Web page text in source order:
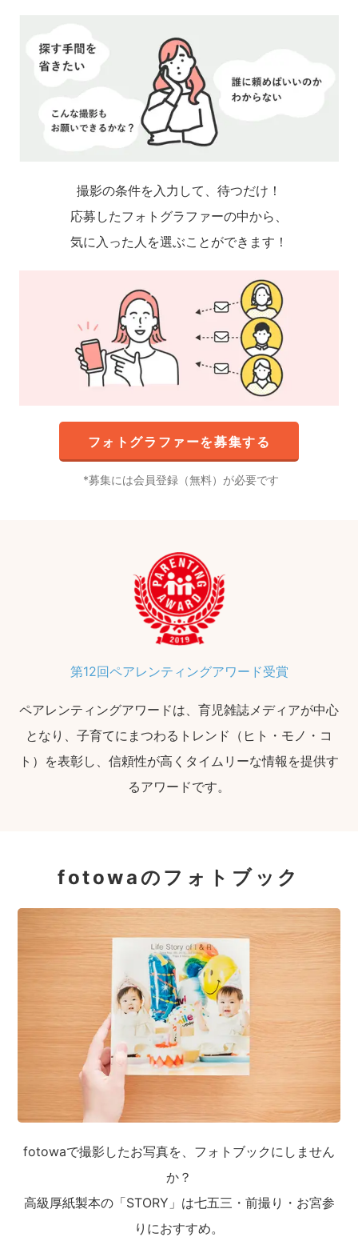
撮影の条件を入力して、待つだけ！
応募したフォトグラファーの中から、
気に入った人を選ぶことができます！
フォトグラファーを募集する
募集には会員登録（無料）が必要です
第12回ペアレンティングアワード受賞
ペアレンティングアワードは、育児雑誌メディアが中心
となり、子育てにまつわるトレンド（ヒト・モノ・コ
ト）を表彰し、信頼性が高くタイムリーな情報を提供す
るアワードです。
fotowaのフォトブック
fotowaで撮影したお写真を、フォトブックにしません
か？
高級厚紙製本の「STORY」は七五三・前撮り・お宮参
りにおすすめ。